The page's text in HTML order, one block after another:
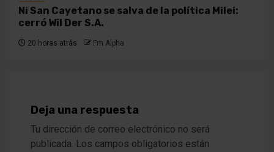
Ni San Cayetano se salva de la política Milei:
cerró Wil Der S.A.
20 horas atrás Fm Alpha
Deja una respuesta
Tu dirección de correo electrónico no será
publicada. Los campos obligatorios están